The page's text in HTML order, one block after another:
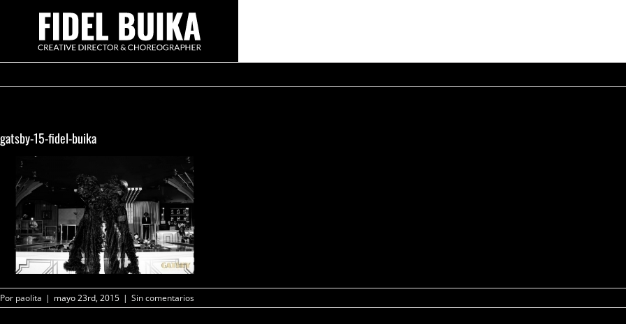
gatsby-15-fidel-buika
Por paolita | mayo 23rd, 2015 | Sin comentarios